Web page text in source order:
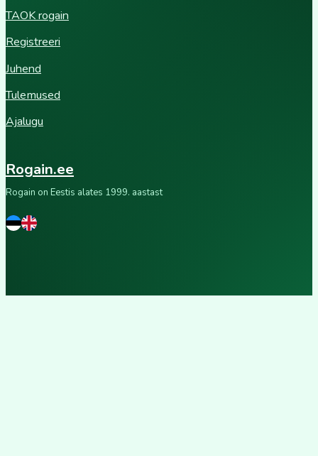
Rogain.ee
Rogain on Eestis alates 1999. aastast
TAOK rogain
Registreeri
Juhend
Tulemused
Ajalugu